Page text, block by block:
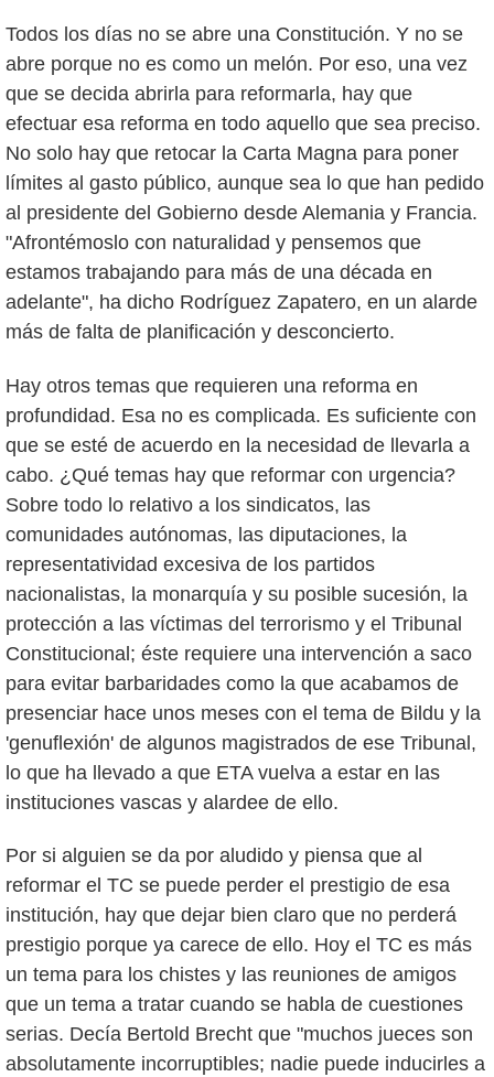
Todos los días no se abre una Constitución. Y no se
abre porque no es como un melón. Por eso, una vez
que se decida abrirla para reformarla, hay que
efectuar esa reforma en todo aquello que sea preciso.
No solo hay que retocar la Carta Magna para poner
límites al gasto público, aunque sea lo que han pedido
al presidente del Gobierno desde Alemania y Francia.
"Afrontémoslo con naturalidad y pensemos que
estamos trabajando para más de una década en
adelante", ha dicho Rodríguez Zapatero, en un alarde
más de falta de planificación y desconcierto.
Hay otros temas que requieren una reforma en
profundidad. Esa no es complicada. Es suficiente con
que se esté de acuerdo en la necesidad de llevarla a
cabo. ¿Qué temas hay que reformar con urgencia?
Sobre todo lo relativo a los sindicatos, las
comunidades autónomas, las diputaciones, la
representatividad excesiva de los partidos
nacionalistas, la monarquía y su posible sucesión, la
protección a las víctimas del terrorismo y el Tribunal
Constitucional; éste requiere una intervención a saco
para evitar barbaridades como la que acabamos de
presenciar hace unos meses con el tema de Bildu y la
'genuflexión' de algunos magistrados de ese Tribunal,
lo que ha llevado a que ETA vuelva a estar en las
instituciones vascas y alardee de ello.
Por si alguien se da por aludido y piensa que al
reformar el TC se puede perder el prestigio de esa
institución, hay que dejar bien claro que no perderá
prestigio porque ya carece de ello. Hoy el TC es más
un tema para los chistes y las reuniones de amigos
que un tema a tratar cuando se habla de cuestiones
serias. Decía Bertold Brecht que "muchos jueces son
absolutamente incorruptibles; nadie puede inducirles a